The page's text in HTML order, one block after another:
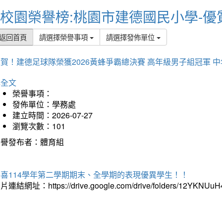
校園榮譽榜:桃園市建德國民小學-優
回首頁 請選擇榮譽事項 請選擇發佈單位
！建德足球隊榮獲2026黃蜂爭霸總決賽 高年級男子組冠軍
文
榮譽事項：
發佈單位：學務處
建立時間：2026-07-27
瀏覽次數：101
發布者：體育組
114學年第二學期期末、全學期的表現優異學生！！
連結網址：https://drive.google.com/drive/folders/